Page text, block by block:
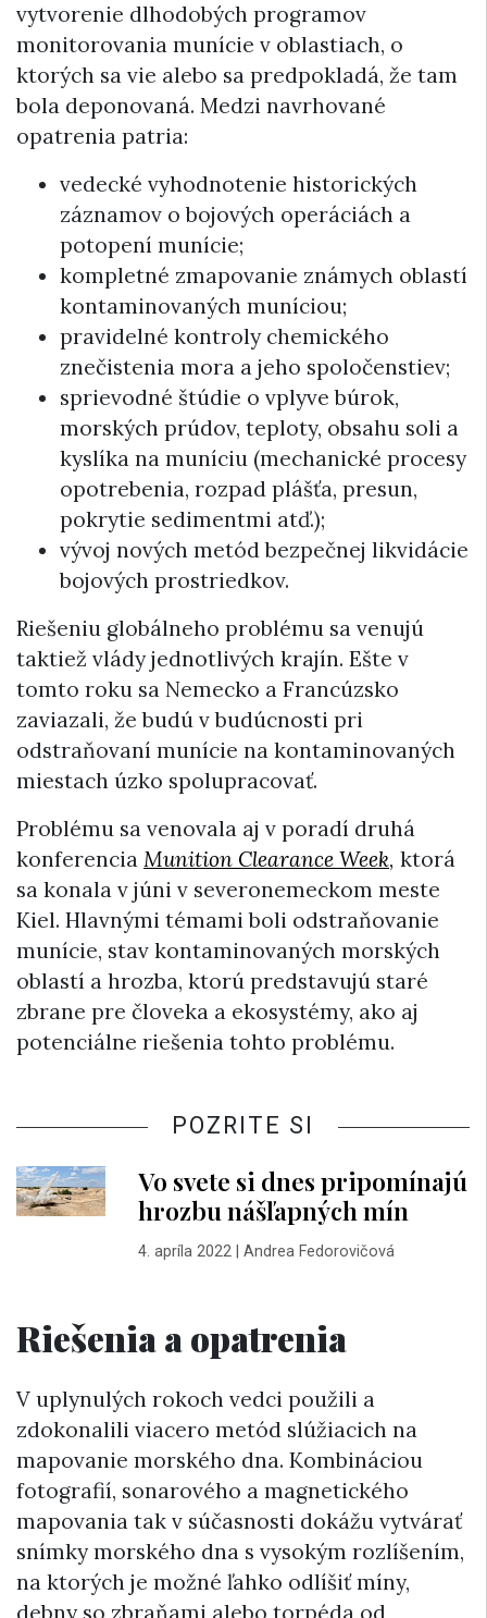
vytvorenie dlhodobých programov
monitorovania munície v oblastiach, o
ktorých sa vie alebo sa predpokladá, že tam
bola deponovaná. Medzi navrhované
opatrenia patria:
vedecké vyhodnotenie historických
záznamov o bojových operáciách a
potopení munície;
kompletné zmapovanie známych oblastí
kontaminovaných muníciou;
pravidelné kontroly chemického
znečistenia mora a jeho spoločenstiev;
sprievodné štúdie o vplyve búrok,
morských prúdov, teploty, obsahu soli a
kyslíka na muníciu (mechanické procesy
opotrebenia, rozpad plášťa, presun,
pokrytie sedimentmi atď.);
vývoj nových metód bezpečnej likvidácie
bojových prostriedkov.
Riešeniu globálneho problému sa venujú
taktiež vlády jednotlivých krajín. Ešte v
tomto roku sa Nemecko a Francúzsko
zaviazali, že budú v budúcnosti pri
odstraňovaní munície na kontaminovaných
miestach úzko spolupracovať.
Problému sa venovala aj v poradí druhá
konferencia Munition Clearance Week, ktorá
sa konala v júni v severonemeckom meste
Kiel. Hlavnými témami boli odstraňovanie
munície, stav kontaminovaných morských
oblastí a hrozba, ktorú predstavujú staré
zbrane pre človeka a ekosystémy, ako aj
potenciálne riešenia tohto problému.
POZRITE SI
Vo svete si dnes pripomínajú
hrozbu nášľapných mín
4. apríla 2022| Andrea Fedorovičová
Riešenia a opatrenia
V uplynulých rokoch vedci použili a
zdokonalili viacero metód slúžiacich na
mapovanie morského dna. Kombináciou
fotografií, sonarového a magnetického
mapovania tak v súčasnosti dokážu vytvárať
snímky morského dna s vysokým rozlíšením,
na ktorých je možné ľahko odlíšiť míny,
debny so zbraňami alebo torpéda od